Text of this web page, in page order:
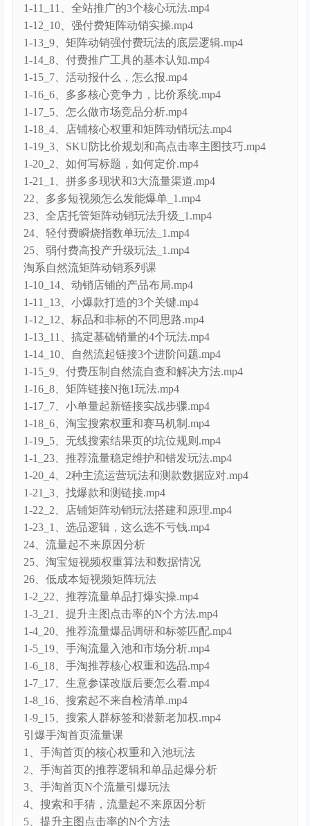
1-11_11、全站推广的3个核心玩法.mp4
1-12_10、强付费矩阵动销实操.mp4
1-13_9、矩阵动销强付费玩法的底层逻辑.mp4
1-14_8、付费推广工具的基本认知.mp4
1-15_7、活动报什么，怎么报.mp4
1-16_6、多多核心竞争力，比价系统.mp4
1-17_5、怎么做市场竞品分析.mp4
1-18_4、店铺核心权重和矩阵动销玩法.mp4
1-19_3、SKU防比价规划和高点击率主图技巧.mp4
1-20_2、如何写标题，如何定价.mp4
1-21_1、拼多多现状和3大流量渠道.mp4
22、多多短视频怎么发能爆单_1.mp4
23、全店托管矩阵动销玩法升级_1.mp4
24、轻付费瞬烧指数单玩法_1.mp4
25、弱付费高投产升级玩法_1.mp4
淘系自然流矩阵动销系列课
1-10_14、动销店铺的产品布局.mp4
1-11_13、小爆款打造的3个关键.mp4
1-12_12、标品和非标的不同思路.mp4
1-13_11、搞定基础销量的4个玩法.mp4
1-14_10、自然流起链接3个进阶问题.mp4
1-15_9、付费压制自然流自查和解决方法.mp4
1-16_8、矩阵链接N拖1玩法.mp4
1-17_7、小单量起新链接实战步骤.mp4
1-18_6、淘宝搜索权重和赛马机制.mp4
1-19_5、无线搜索结果页的坑位规则.mp4
1-1_23、推荐流量稳定维护和错发玩法.mp4
1-20_4、2种主流运营玩法和测款数据应对.mp4
1-21_3、找爆款和测链接.mp4
1-22_2、店铺矩阵动销玩法搭建和原理.mp4
1-23_1、选品逻辑，这么选不亏钱.mp4
24、流量起不来原因分析
25、淘宝短视频权重算法和数据情况
26、低成本短视频矩阵玩法
1-2_22、推荐流量单品打爆实操.mp4
1-3_21、提升主图点击率的N个方法.mp4
1-4_20、推荐流量爆品调研和标签匹配.mp4
1-5_19、手淘流量入池和市场分析.mp4
1-6_18、手淘推荐核心权重和选品.mp4
1-7_17、生意参谋改版后要怎么看.mp4
1-8_16、搜索起不来自检清单.mp4
1-9_15、搜索人群标签和潜新老加权.mp4
引爆手淘首页流量课
1、手淘首页的核心权重和入池玩法
2、手淘首页的推荐逻辑和单品起爆分析
3、手淘首页N个流量引爆玩法
4、搜索和手猜，流量起不来原因分析
5、提升主图点击率的N个方法